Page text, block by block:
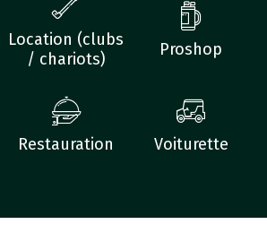
Location (clubs
/ chariots)
Proshop
Restauration Voiturette